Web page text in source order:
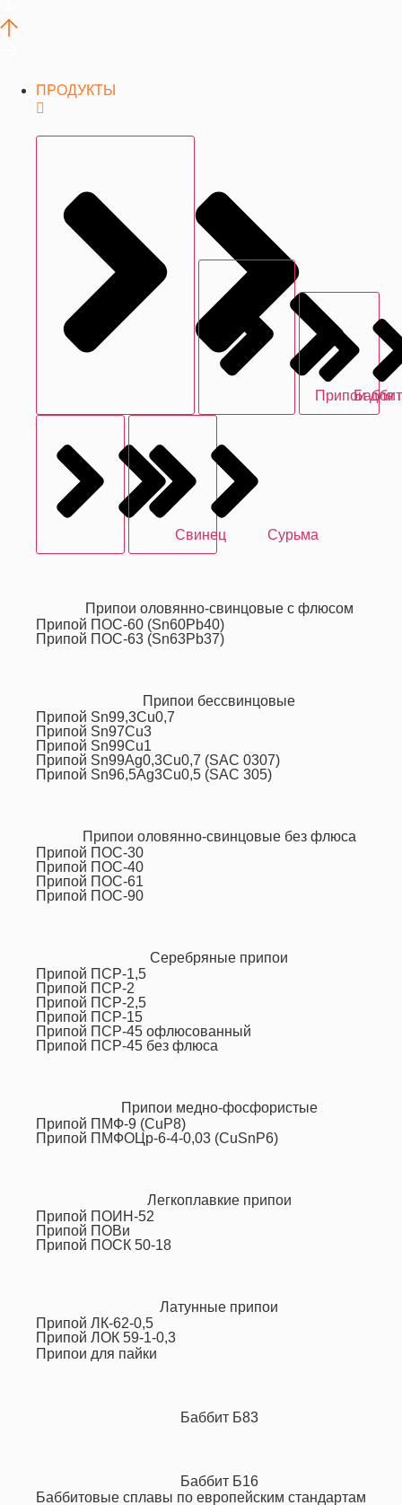
ПРОДУКТЫ
Припои для
Свинец Сурьма
Припои оловянно-свинцовые с флюсом
Припой ПОС-60 (Sn60Pb40)
Припой ПОС-63 (Sn63Pb37)
Припои бессвинцовые
Припой Sn99,3Cu0,7
Припой Sn97Cu3
Припой Sn99Cu1
Припой Sn99Ag0,3Cu0,7 (SAC 0307)
Припой Sn96,5Ag3Cu0,5 (SAC 305)
Припои оловянно-свинцовые без флюса
Припой ПОС-30
Припой ПОС-40
Припой ПОС-61
Припой ПОС-90
Серебряные припои
Припой ПСР-1,5
Припой ПСР-2
Припой ПСР-2,5
Припой ПСР-15
Припой ПСР-45 офлюсованный
Припой ПСР-45 без флюса
Припои медно-фосфористые
Припой ПМФ-9 (CuP8)
Припой ПМФОЦр-6-4-0,03 (CuSnP6)
Легкоплавкие припои
Припой ПОИН-52
Припой ПОВи
Припой ПОСК 50-18
Латунные припои
Припой ЛК-62-0,5
Припой ЛОК 59-1-0,3
Припои для пайки
Баббит Б83
Баббит Б16
Баббитовые сплавы по европейским стандартам